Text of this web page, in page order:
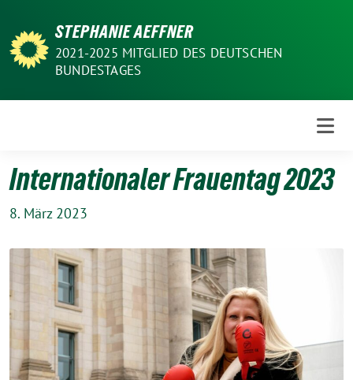
zum
Inhalt
STEPHANIE AEFFNER
2021-2025 MITGLIED DES DEUTSCHEN
BUNDESTAGES
Internationaler Frauentag 2023
8. März 2023